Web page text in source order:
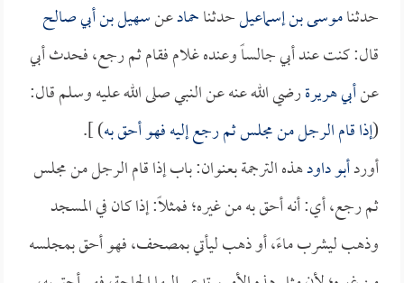
حدثناموسى بن إسماعيلحدثناحمادعنسهيل بن أبي صالح
قال: كنت عند أبي جالساً وعنده غلام فقام ثم رجع، فحدث أبي
عنأبي هريرةرضي الله عنه عن النبي صلى الله عليه وسلم قال:
(إذا قام الرجل من مجلس ثم رجع إليه فهو أحق به) ].
أوردأبو داودهذه الترجمة بعنوان: باب إذا قام الرجل من مجلس
ثم رجع، أي: أنه أحق به من غيره؛ فمثلاً: إذا كان في المسجد
وذهب ليشرب ماءً، أو ذهب ليأتي بمصحف، فهو أحق بمجلسه